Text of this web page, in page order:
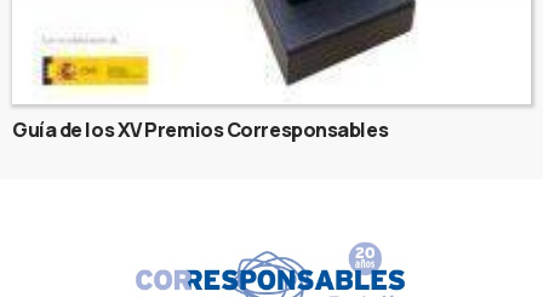
Guía de los XV Premios Corresponsables